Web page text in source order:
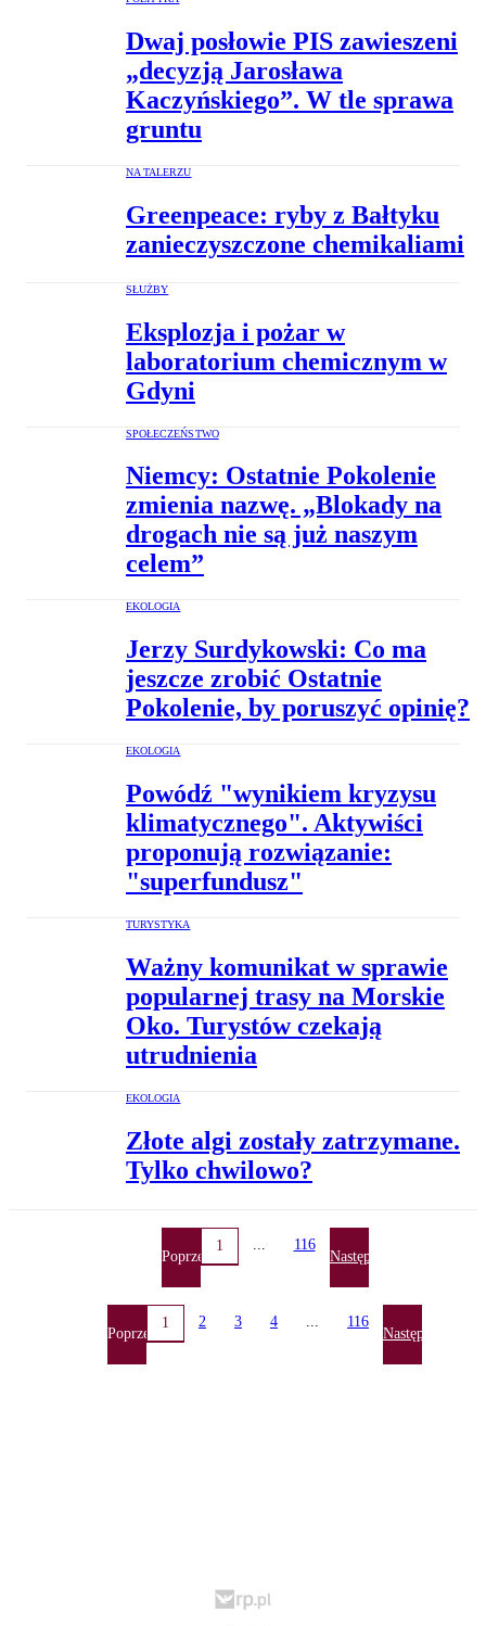
Dwaj posłowie PIS zawieszeni
„decyzją Jarosława
Kaczyńskiego”. W tle sprawa
gruntu
NA TALERZU
Greenpeace: ryby z Bałtyku
zanieczyszczone chemikaliami
SŁUŻBY
Eksplozja i pożar w
laboratorium chemicznym w
Gdyni
SPOŁECZEŃSTWO
Niemcy: Ostatnie Pokolenie
zmienia nazwę. „Blokady na
drogach nie są już naszym
celem”
EKOLOGIA
Jerzy Surdykowski: Co ma
jeszcze zrobić Ostatnie
Pokolenie, by poruszyć opinię?
EKOLOGIA
Powódź "wynikiem kryzysu
klimatycznego". Aktywiści
proponują rozwiązanie:
"superfundusz"
TURYSTYKA
Ważny komunikat w sprawie
popularnej trasy na Morskie
Oko. Turystów czekają
utrudnienia
EKOLOGIA
Złote algi zostały zatrzymane.
Tylko chwilowo?
Poprzednia
1 116
Następna
Poprzednia
1 2 3 4 116
Następna